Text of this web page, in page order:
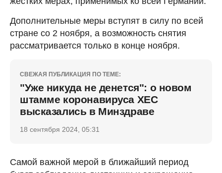
Дополнительные меры вступят в силу по всей
стране со 2 ноября, а возможность снятия
рассматривается только в конце ноября.
СВЕЖАЯ ПУБЛИКАЦИЯ ПО ТЕМЕ:
"Уже никуда не денется": о новом
штамме коронавируса ХЕС
высказались в Минздраве
18 сентября 2024, 05:31
Самой важной мерой в ближайший период